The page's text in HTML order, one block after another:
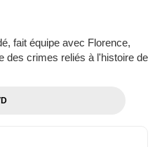
fait équipe avec Florence,
des crimes reliés à l'histoire de